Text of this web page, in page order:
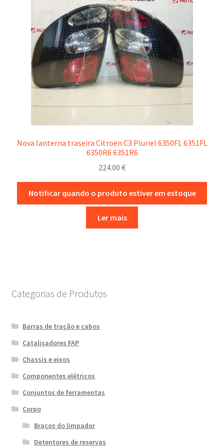
Nova lanterna traseira Citroën C3 Pluriel 6350FL 6351FL
6350R6 6351R6
224.00 €
Notificar quando o produto estiver em estoque
Ler mais
Categorias de Produtos
Barras de tração e cabos
Catalisadores FAP
Chassis e eixos
Componentes elétricos
Conjuntos de ferramentas
Corpo
Braços do limpador
Detentores de reservas